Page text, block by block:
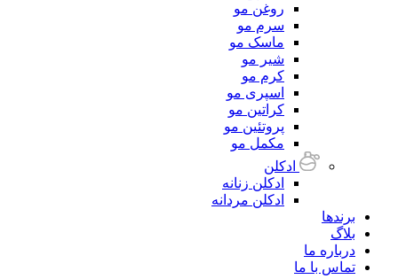
روغن مو
سرم مو
ماسک مو
شیر مو
کرم مو
اسپری مو
کراتین مو
پروتئین مو
مکمل مو
ادکلن
ادکلن زنانه
ادکلن مردانه
برندها
بلاگ
درباره ما
تماس با ما